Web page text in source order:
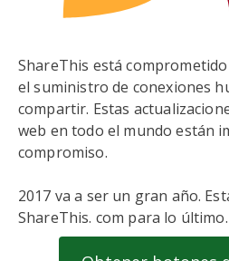
ShareThis está
el suministro de conexiones
compartir. Estas
web en todo el mundo están
compromiso.
2017 va a ser un gran año.
ShareThis. com para lo último.